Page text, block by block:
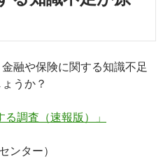
融や保険に関する知識不足
うか？
る調査（速報版）」
ンター）